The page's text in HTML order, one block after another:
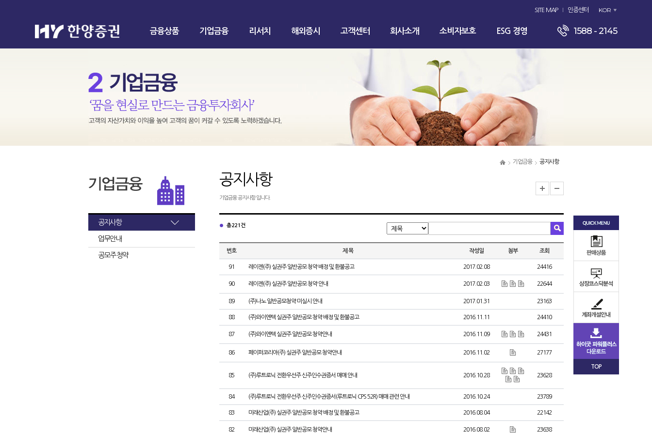
SITE MAP 인증센터 KOR
금융상품 기업금융 리서치 해외증시 고객센터 회사소개 소비자보호 ESG 경영 1588 - 2145
기업금융 공지사항
공지사항
업무안내
공모주 청약
공지사항
기업금융 공지사항 입니다.
총 221건
번호 제 목 작성일 첨부 조회
91 레이젠(주) 실권주 일반공모 청약 배정 및 환불공고 2017.02.08 24416
90 레이젠(주) 실권주 일반공모 청약 안내 2017.02.03 22644
89 (주)나노 일반공모청약 미실시 안내 2017.01.31 23163
88 (주)와이엔텍 실권주 일반공모 청약 배정 및 환불공고 2016.11.11 24410
87 (주)와이엔텍 실권주 일반공모 청약안내 2016.11.09 24431
86 페이퍼코리아(주) 실권주 일반공모 청약안내 2016.11.02 27177
85 (주)루트로닉 전환우선주 신주인수권증서 매매 안내 2016.10.28 23628
84 (주)루트로닉 전환우선주 신주인수권증서(루트로닉 CPS 52R) 매매 관련 안내 2016.10.24 23789
83 미래산업(주) 실권주 일반공모 청약 배정 및 환불공고 2016.08.04 22142
82 미래산업(주) 실권주 일반공모 청약안내 2016.08.02 23638
TOP